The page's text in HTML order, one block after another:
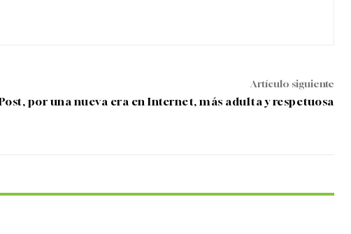
Artículo siguiente
por una nueva era en Internet, más adulta y respetuosa